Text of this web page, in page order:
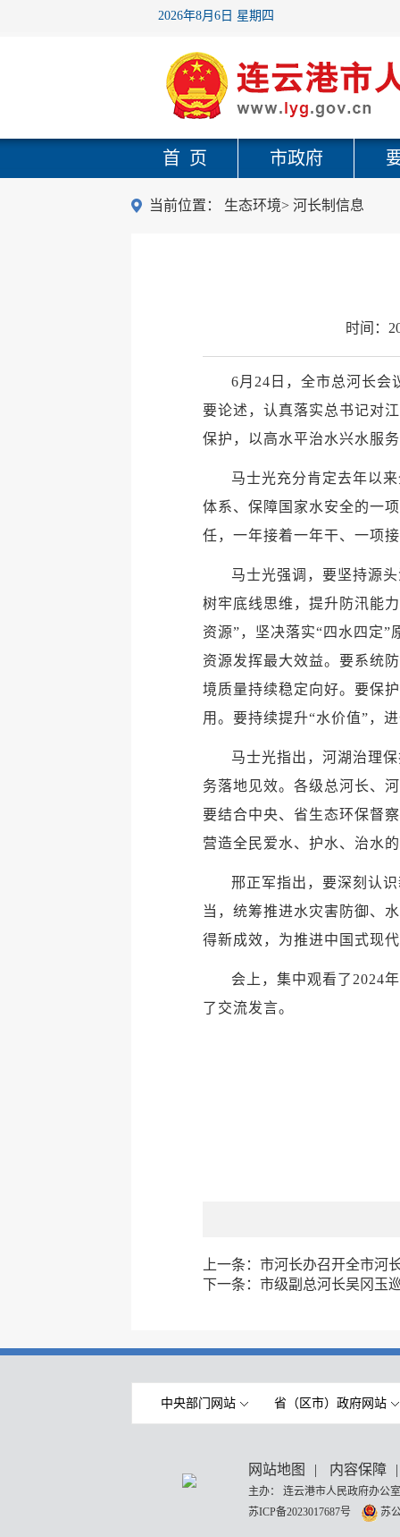
2026年8月6日 星期四
首 页 市政府
当前位置： 生态环境> 河长制信息
时间：
6月24日，全市总河长会
要论述，认真落实总书记对
保护，以高水平治水兴水服
马士光充分肯定去年以
体系、保障国家水安全的一
任，一年接着一年干、一项
马士光强调，要坚持源
树牢底线思维，提升防汛能
资源”，坚决落实“四水四定
资源发挥最大效益。要系统
境质量持续稳定向好。要保
用。要持续提升“水价值”，
马士光指出，河湖治理
务落地见效。各级总河长、
要结合中央、省生态环保督
营造全民爱水、护水、治水
邢正军指出，要深刻认
当，统筹推进水灾害防御、
得新成效，为推进中国式现
会上，集中观看了2024
了交流发言。
上一条： 市河长办召开全市河
下一条： 市级副总河长吴冈玉
中央部门网站 省（区市）政府网站
网站地图 | 内容保障 |
主办： 连云港市人民政府办
苏ICP备2023017687号
苏